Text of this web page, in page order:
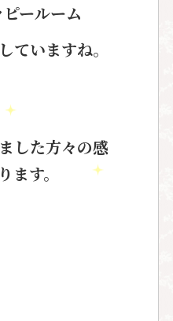
ールーム
ていますね。
した方々の感
ます。